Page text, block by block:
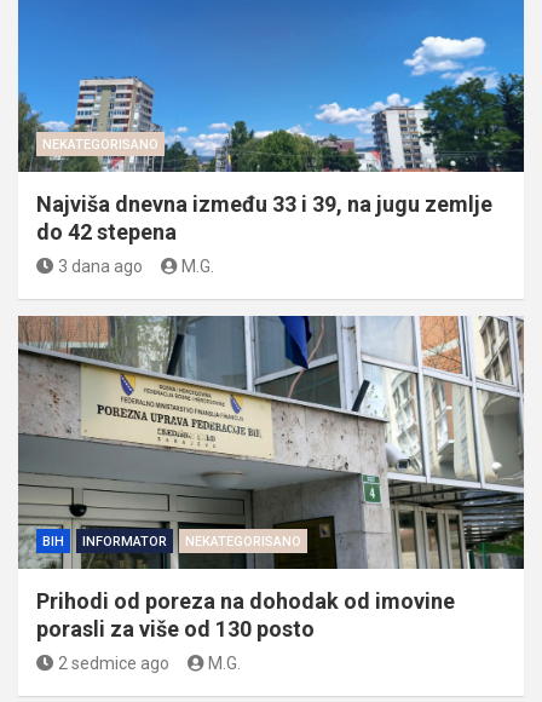
NEKATEGORISANO
Najviša dnevna između 33 i 39, na jugu zemlje
do 42 stepena
3 dana ago M.G.
BIH INFORMATOR NEKATEGORISANO
Prihodi od poreza na dohodak od imovine
porasli za više od 130 posto
2 sedmice ago M.G.